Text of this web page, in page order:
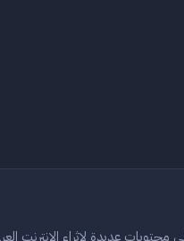
عديدة لاثراء الانترنت